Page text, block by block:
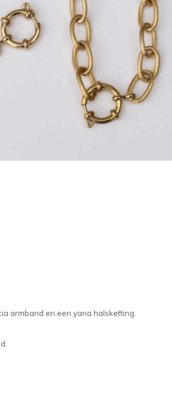
armband en een yana halsketting.